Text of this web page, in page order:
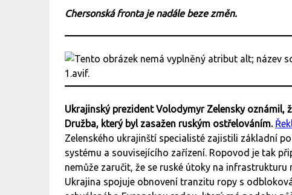
Chersonská fronta je nadále beze změn.
Ukrajinský prezident Volodymyr Zelensky oznámil,
Družba, který byl zasažen ruským ostřelováním.
Zelenského ukrajinští specialisté zajistili základní
systému a souvisejícího zařízení. Ropovod je tak
nemůže zaručit, že se ruské útoky na
Ukrajina spojuje obnovení tranzitu ropy s